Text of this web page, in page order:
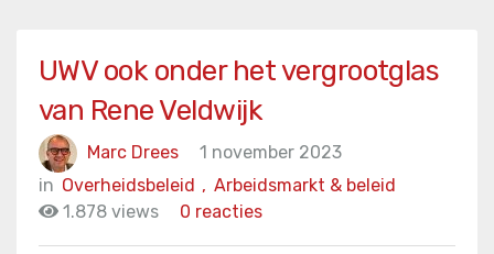
UWV ook onder het vergrootglas
van Rene Veldwijk
Marc Drees
1 november 2023
in
Arbeidsmarkt & beleid
Overheidsbeleid ,
1.878 views
0 reacties